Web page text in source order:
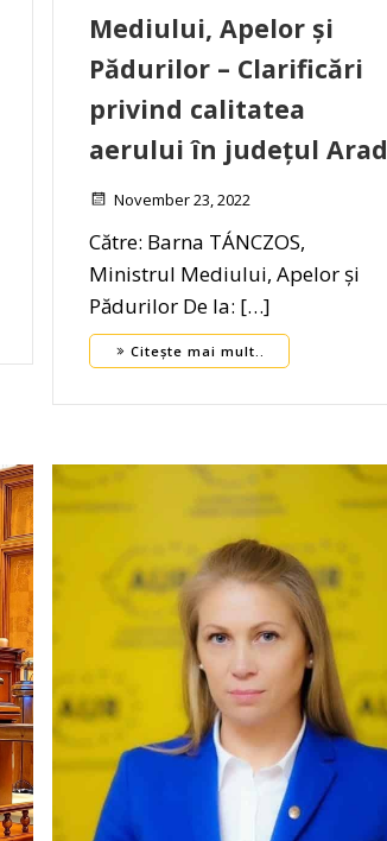
Mediului, Apelor și
Pădurilor – Clarificări
privind calitatea
aerului în județul Arad
November 23, 2022
Către: Barna TÁNCZOS,
Ministrul Mediului, Apelor și
Pădurilor De la: […]
Citește mai mult..